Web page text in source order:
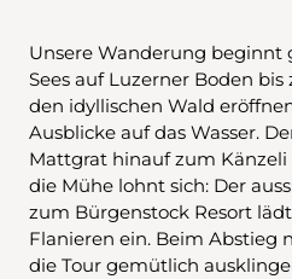
Unsere Wanderung beginnt
Sees auf Luzerner Boden
den idyllischen Wald
Ausblicke auf das Wasser.
Mattgrat hinauf zum
die Mühe lohnt sich: Der
zum Bürgenstock Resort
Flanieren ein. Beim Abstieg
die Tour gemütlich